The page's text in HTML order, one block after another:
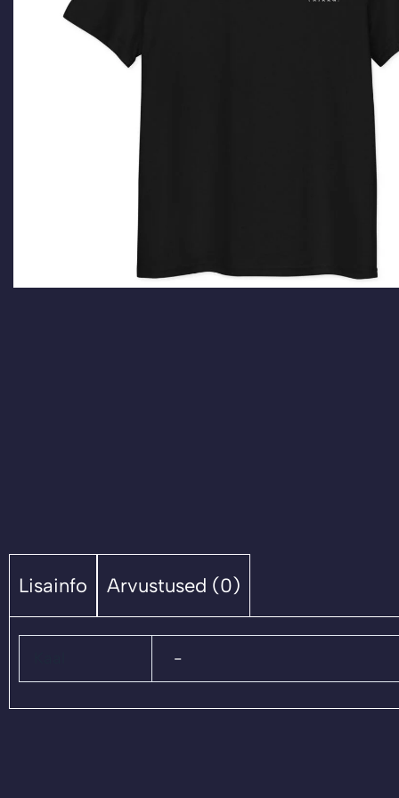
Lisainfo Arvustused (0)
-